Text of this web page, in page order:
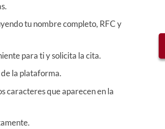
tu nombre completo, RFC y
para ti y solicita la cita.
la plataforma.
caracteres que aparecen en la